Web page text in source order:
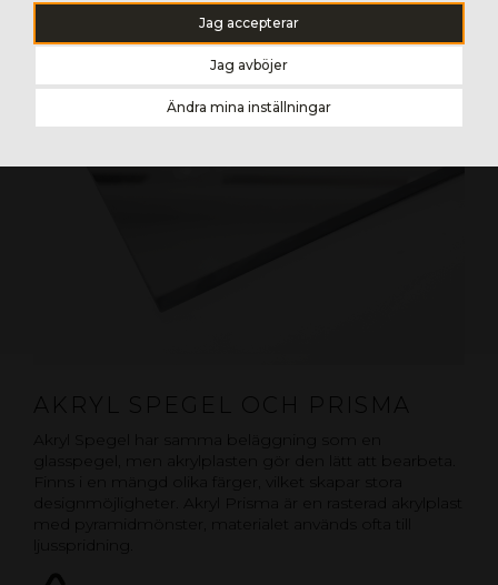
Jag accepterar
Jag avböjer
Ändra mina inställningar
AKRYL SPEGEL OCH PRISMA
Akryl Spegel har samma beläggning som en
glasspegel, men akrylplasten gör den lätt att bearbeta.
Finns i en mängd olika färger, vilket skapar stora
designmöjligheter. Akryl Prisma är en rasterad akrylplast
med pyramidmönster, materialet används ofta till
ljusspridning.